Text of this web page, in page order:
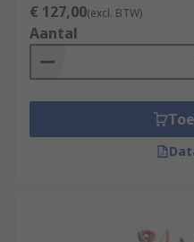
€ 127,00(excl. BTW)
Aantal